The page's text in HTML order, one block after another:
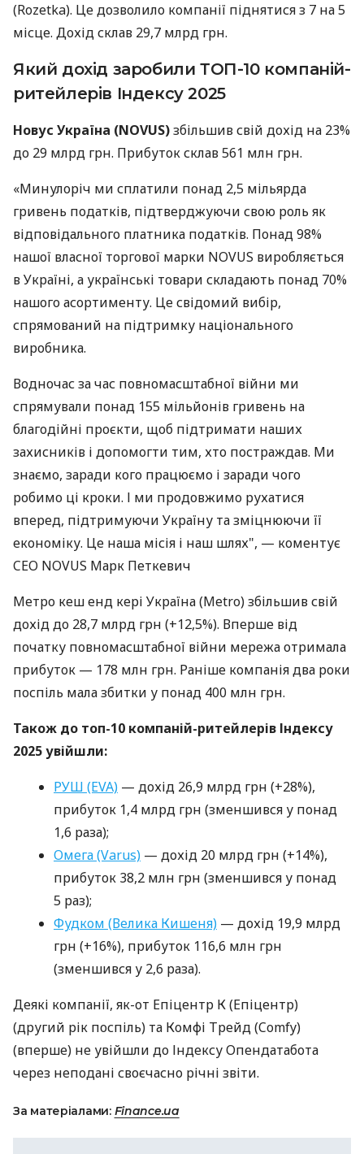
(Rozetka). Це дозволило компанії піднятися з 7 на 5
місце. Дохід склав 29,7 млрд грн.
Який дохід заробили ТОП-10 компаній-
ритейлерів Індексу 2025
Новус Україна (NOVUS)збільшив свій дохід на 23%
до 29 млрд грн. Прибуток склав 561 млн грн.
«Минулоріч ми сплатили понад 2,5 мільярда
гривень податків, підтверджуючи свою роль як
відповідального платника податків. Понад 98%
нашої власної торгової марки NOVUS виробляється
в Україні, а українські товари складають понад 70%
нашого асортименту. Це свідомий вибір,
спрямований на підтримку національного
виробника.
Водночас за час повномасштабної війни ми
спрямували понад 155 мільйонів гривень на
благодійні проєкти, щоб підтримати наших
захисників і допомогти тим, хто постраждав. Ми
знаємо, заради кого працюємо і заради чого
робимо ці кроки. І ми продовжимо рухатися
вперед, підтримуючи Україну та зміцнюючи її
економіку. Це наша місія і наш шлях", — коментує
CEO NOVUS Марк Петкевич
Метро кеш енд кері Україна (Metro) збільшив свій
дохід до 28,7 млрд грн (+12,5%). Вперше від
початку повномасштабної війни мережа отримала
прибуток — 178 млн грн. Раніше компанія два роки
поспіль мала збитки у понад 400 млн грн.
Також до топ-10 компаній-ритейлерів Індексу
2025 увійшли:
РУШ (EVA) — дохід 26,9 млрд грн (+28%),
прибуток 1,4 млрд грн (зменшився у понад
1,6 раза);
Омега (Varus) — дохід 20 млрд грн (+14%),
прибуток 38,2 млн грн (зменшився у понад
5 раз);
Фудком (Велика Кишеня) — дохід 19,9 млрд
грн (+16%), прибуток 116,6 млн грн
(зменшився у 2,6 раза).
Деякі компанії, як-от Епіцентр К (Епіцентр)
(другий рік поспіль) та Комфі Трейд (Comfy)
(вперше) не увійшли до Індексу Опендатабота
через неподані своєчасно річні звіти.
За матеріалами: Finance.ua